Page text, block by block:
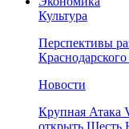
Культура
Перспективы
Новости
Крупная Атака
открыть Шесть